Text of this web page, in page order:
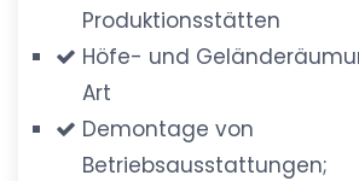
Produktionsstätten
Höfe- und
Art
Demontage von
Betriebsausstattungen;